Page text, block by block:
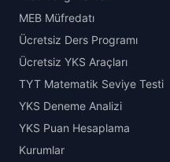
MEB Müfredatı
Ücretsiz Ders Programı
Ücretsiz YKS Araçları
TYT Matematik Seviye Testi
YKS Deneme Analizi
YKS Puan Hesaplama
Kurumlar